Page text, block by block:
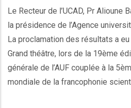
Le Recteur de l’UCAD, Pr Alioune
la présidence de l’Agence
La proclamation des résultats a
Grand théâtre, lors de la 19ème
générale de l’AUF couplée à la
mondiale de la francophonie